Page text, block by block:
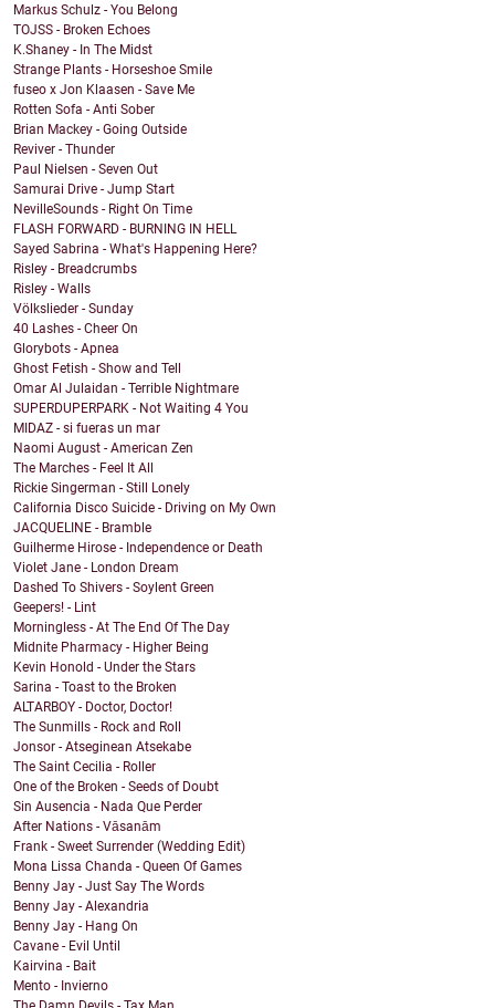
Markus Schulz - You Belong
TOJSS - Broken Echoes
K.Shaney - In The Midst
Strange Plants - Horseshoe Smile
fuseo x Jon Klaasen - Save Me
Rotten Sofa - Anti Sober
Brian Mackey - Going Outside
Reviver - Thunder
Paul Nielsen - Seven Out
Samurai Drive - Jump Start
NevilleSounds - Right On Time
FLASH FORWARD - BURNING IN HELL
Sayed Sabrina - What's Happening Here?
Risley - Breadcrumbs
Risley - Walls
Völkslieder - Sunday
40 Lashes - Cheer On
Glorybots - Apnea
Ghost Fetish - Show and Tell
Omar Al Julaidan - Terrible Nightmare
SUPERDUPERPARK - Not Waiting 4 You
MIDAZ - si fueras un mar
Naomi August - American Zen
The Marches - Feel It All
Rickie Singerman - Still Lonely
California Disco Suicide - Driving on My Own
JACQUELINE - Bramble
Guilherme Hirose - Independence or Death
Violet Jane - London Dream
Dashed To Shivers - Soylent Green
Geepers! - Lint
Morningless - At The End Of The Day
Midnite Pharmacy - Higher Being
Kevin Honold - Under the Stars
Sarina - Toast to the Broken
ALTARBOY - Doctor, Doctor!
The Sunmills - Rock and Roll
Jonsor - Atseginean Atsekabe
The Saint Cecilia - Roller
One of the Broken - Seeds of Doubt
Sin Ausencia - Nada Que Perder
After Nations - Vāsanām
Frank - Sweet Surrender (Wedding Edit)
Mona Lissa Chanda - Queen Of Games
Benny Jay - Just Say The Words
Benny Jay - Alexandria
Benny Jay - Hang On
Cavane - Evil Until
Kairvina - Bait
Mento - Invierno